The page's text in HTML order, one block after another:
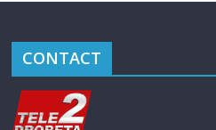
CONTACT